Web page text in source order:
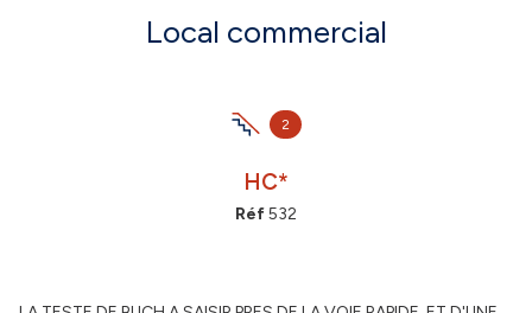
Local commercial
2
HC*
Réf532